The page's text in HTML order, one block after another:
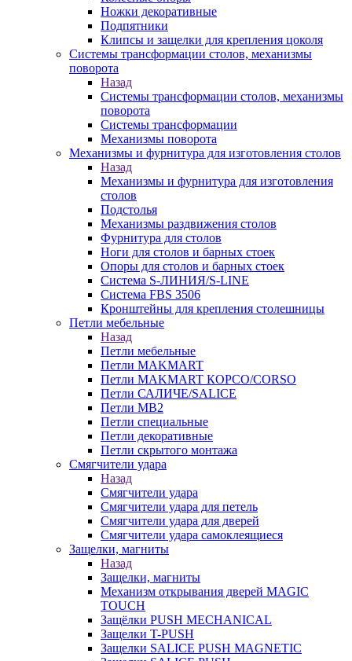
Ножки декоративные
Подпятники
Клипсы и защелки для крепления цоколя
Системы трансформации столов, механизмы
поворота
Назад
Системы трансформации столов, механизмы
поворота
Системы трансформации
Механизмы поворота
Механизмы и фурнитура для изготовления столов
Назад
Механизмы и фурнитура для изготовления
столов
Подстолья
Механизмы раздвижения столов
Фурнитура для столов
Ноги для столов и барных стоек
Опоры для столов и барных стоек
Система S-ЛИНИЯ/S-LINE
Система FBS 3506
Кронштейны для крепления столешницы
Петли мебельные
Назад
Петли мебельные
Петли MAKMART
Петли MAKMART КОРСО/CORSO
Петли САЛИЧЕ/SALICE
Петли MB2
Петли специальные
Петли декоративные
Петли скрытого монтажа
Смягчители удара
Назад
Смягчители удара
Смягчители удара для петель
Смягчители удара для дверей
Cмягчители удара самоклеящиеся
Защелки, магниты
Назад
Защелки, магниты
Механизм открывания дверей MAGIC
TOUCH
Защёлки PUSH MECHANICAL
Защелки T-PUSH
Защелки SALICE PUSH MAGNETIC